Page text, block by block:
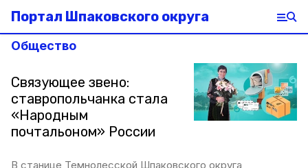
Портал Шпаковского округа
Общество
Связующее звено:
ставропольчанка стала
«Народным
почтальоном» России
В станице Темнолесской Шпаковского округа